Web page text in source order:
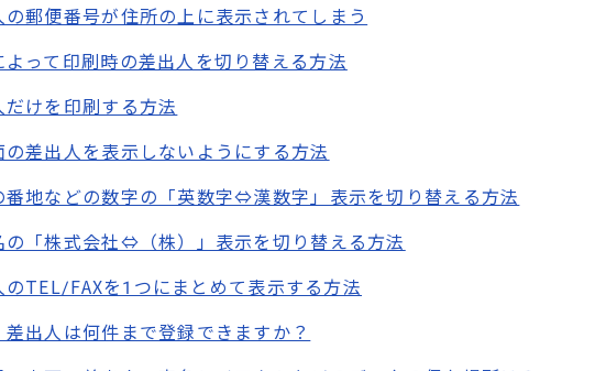
の郵便番号が住所の上に表示されてしまう
よって印刷時の差出人を切り替える方法
だけを印刷する方法
の差出人を表示しないようにする方法
番地などの数字の「英数字⇔漢数字」表示を切り替える方法
の「株式会社⇔（株）」表示を切り替える方法
のTEL/FAXを1つにまとめて表示する方法
出人は何件まで登録できますか？